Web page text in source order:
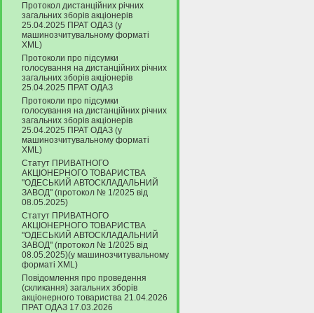
Протокол дистанційних річних
загальних зборів акціонерів
25.04.2025 ПРАТ ОДАЗ (у
машинозчитувальному форматі
XML)
Протоколи про підсумки
голосування на дистанційних річних
загальних зборів акціонерів
25.04.2025 ПРАТ ОДАЗ
Протоколи про підсумки
голосування на дистанційних річних
загальних зборів акціонерів
25.04.2025 ПРАТ ОДАЗ (у
машинозчитувальному форматі
XML)
Статут ПРИВАТНОГО
АКЦІОНЕРНОГО ТОВАРИСТВА
"ОДЕСЬКИЙ АВТОСКЛАДАЛЬНИЙ
ЗАВОД" (протокол № 1/2025 від
08.05.2025)
Статут ПРИВАТНОГО
АКЦІОНЕРНОГО ТОВАРИСТВА
"ОДЕСЬКИЙ АВТОСКЛАДАЛЬНИЙ
ЗАВОД" (протокол № 1/2025 від
08.05.2025)(у машинозчитувальному
форматі XML)
Повідомлення про проведення
(скликання) загальних зборів
акціонерного товариства 21.04.2026
ПРАТ ОДАЗ 17.03.2026